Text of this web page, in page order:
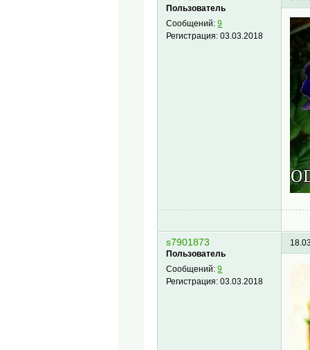
Пользователь
Сообщений:9
Регистрация:03.03.2018
s7901873
Пользователь
Сообщений:9
Регистрация:03.03.2018